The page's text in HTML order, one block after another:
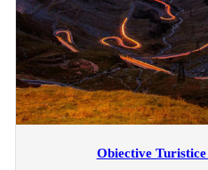
Obiective